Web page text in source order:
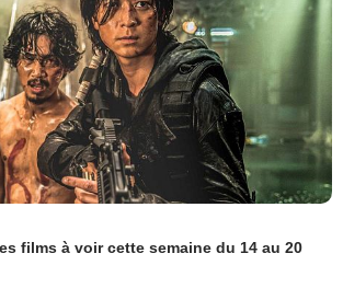
films à voir cette semaine du 14 au 20